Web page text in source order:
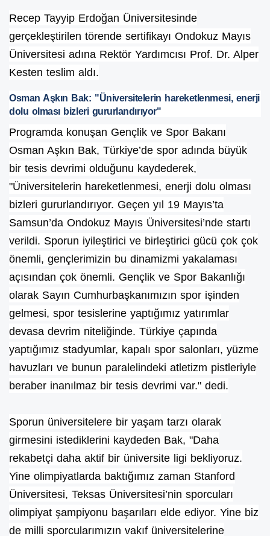
Recep Tayyip Erdoğan Üniversitesinde
gerçekleştirilen törende sertifikayı Ondokuz Mayıs
Üniversitesi adına Rektör Yardımcısı Prof. Dr. Alper
Kesten teslim aldı.
Osman Aşkın Bak: "Üniversitelerin hareketlenmesi, enerji
dolu olması bizleri gururlandırıyor"
Programda konuşan Gençlik ve Spor Bakanı
Osman Aşkın Bak, Türkiye’de spor adında büyük
bir tesis devrimi olduğunu kaydederek,
"Üniversitelerin hareketlenmesi, enerji dolu olması
bizleri gururlandırıyor. Geçen yıl 19 Mayıs’ta
Samsun’da Ondokuz Mayıs Üniversitesi’nde startı
verildi. Sporun iyileştirici ve birleştirici gücü çok çok
önemli, gençlerimizin bu dinamizmi yakalaması
açısından çok önemli. Gençlik ve Spor Bakanlığı
olarak Sayın Cumhurbaşkanımızın spor işinden
gelmesi, spor tesislerine yaptığımız yatırımlar
devasa devrim niteliğinde. Türkiye çapında
yaptığımız stadyumlar, kapalı spor salonları, yüzme
havuzları ve bunun paralelindeki atletizm pistleriyle
beraber inanılmaz bir tesis devrimi var." dedi.
Sporun üniversitelere bir yaşam tarzı olarak
girmesini istediklerini kaydeden Bak, "Daha
rekabetçi daha aktif bir üniversite ligi bekliyoruz.
Yine olimpiyatlarda baktığımız zaman Stanford
Üniversitesi, Teksas Üniversitesi’nin sporcuları
olimpiyat şampiyonu başarıları elde ediyor. Yine biz
de milli sporcularımızın vakıf üniversitelerine